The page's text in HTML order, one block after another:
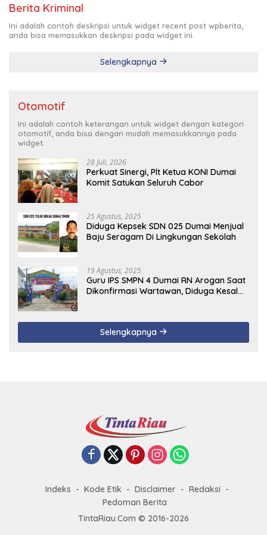
Berita Kriminal
Ini adalah contoh deskripsi untuk widget recent post wpberita,
anda bisa memasukkan deskripsi pada widget ini.
Selengkapnya
Otomotif
Ini adalah contoh keterangan untuk widget dengan kategori
otomotif, anda bisa dengan mudah memasukkannya pada
widget.
28 Juli, 2026
Perkuat Sinergi, Plt Ketua KONI Dumai
Komit Satukan Seluruh Cabor
25 Agustus, 2025
Diduga Kepsek SDN 025 Dumai Menjual
Baju Seragam Di Lingkungan Sekolah
19 Agustus, 2025
Guru IPS SMPN 4 Dumai RN Arogan Saat
Dikonfirmasi Wartawan, Diduga Kesal
Selengkapnya
Indeks Kode Etik Disclaimer
Redaksi
Pedoman Berita
TintaRiau.Com © 2016-2026